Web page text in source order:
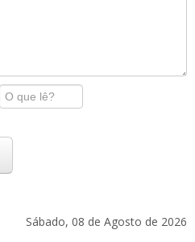
Sábado, 08 de Agosto de 2026